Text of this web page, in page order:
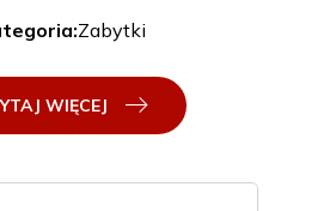
Zabytki
WIĘCEJ